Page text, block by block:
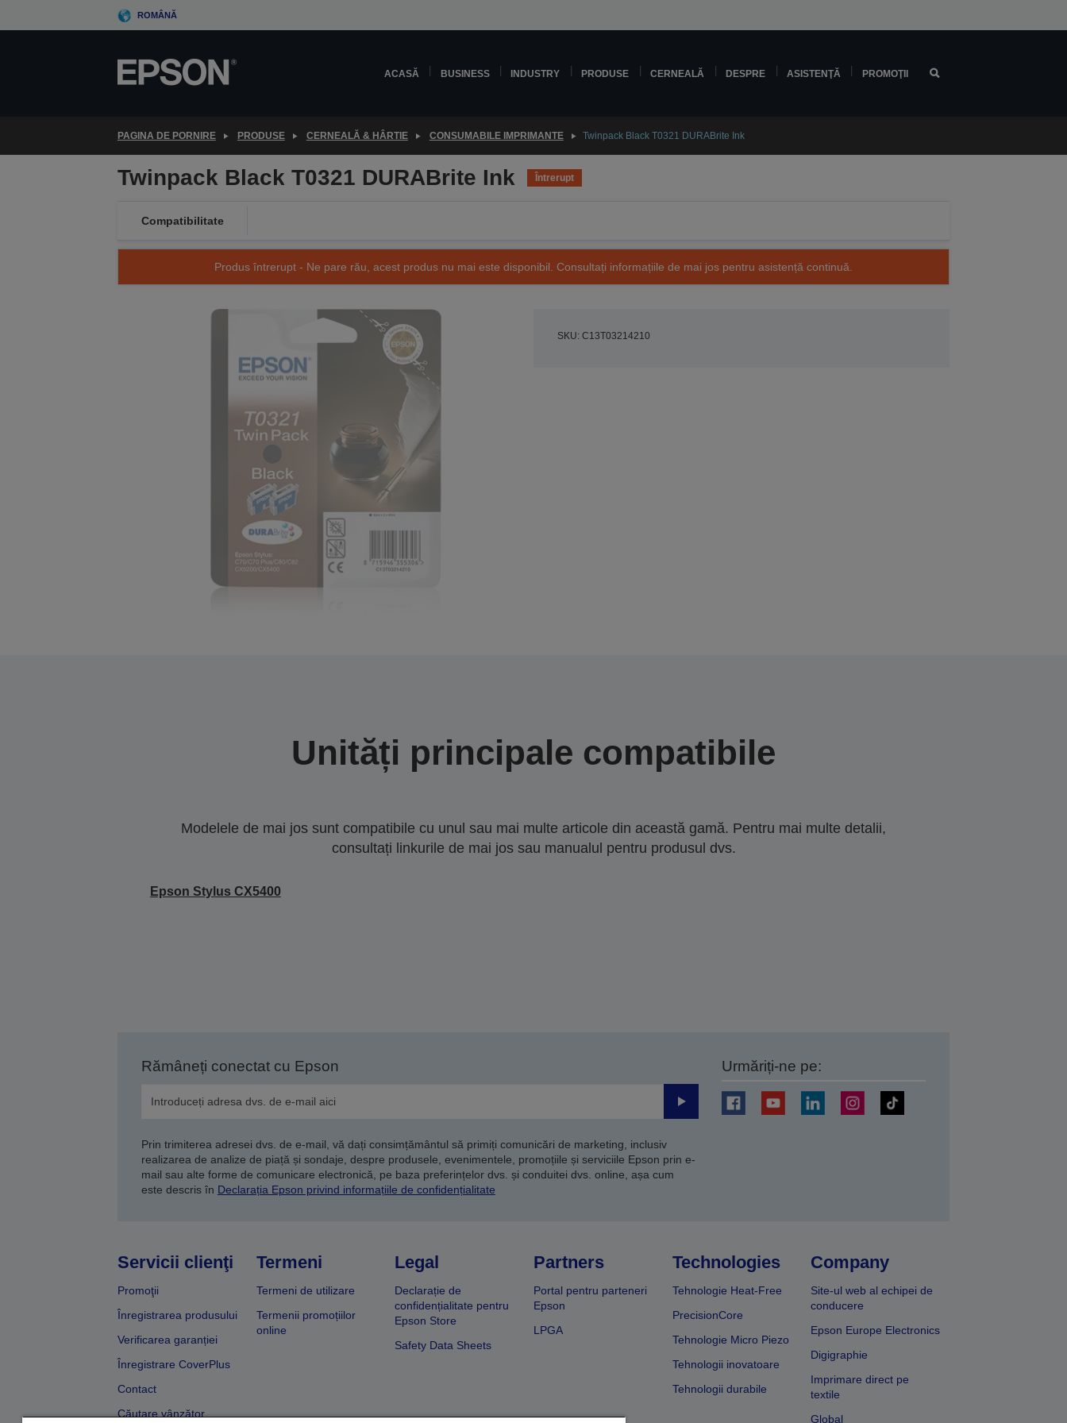
to
ROMÂNĂ
ACASĂ BUSINESS INDUSTRY PRODUSE CERNEALĂ DESPRE ASISTENŢĂ PROMOŢII
PAGINA DE PORNIRE PRODUSE CERNEALĂ & HÂRTIE CONSUMABILE IMPRIMANTE Twinpack Black T0321 DURABrite Ink
Twinpack Black T0321 DURABrite Ink Întrerupt
Compatibilitate
Produs întrerupt - Ne pare rău, acest produs nu mai este disponibil. Consultați informațiile de mai jos pentru asistență continuă.
SKU: C13T03214210
Unități principale compatibile
Modelele de mai jos sunt compatibile cu unul sau mai multe articole din această gamă. Pentru mai multe detalii,
consultați linkurile de mai jos sau manualul pentru produsul dvs.
Epson Stylus CX5400
Rămâneți conectat cu Epson
Trimiteți
Prin trimiterea adresei dvs. de e-mail, vă dați consimțământul să primiți comunicări de marketing, inclusiv
realizarea de analize de piață și sondaje, despre produsele, evenimentele, promoțiile și serviciile Epson prin e-
mail sau alte forme de comunicare electronică, pe baza preferințelor dvs. și conduitei dvs. online, așa cum
este descris în Declarația Epson privind informațiile de confidențialitate
Urmăriți-ne pe:
Servicii clienţi
Promoţii
Înregistrarea produsului
Verificarea garanției
Înregistrare CoverPlus
Contact
Căutare vânzător
Termeni
Termeni de utilizare
Termenii promoțiilor
online
Legal
Declarație de
confidențialitate pentru
Epson Store
Safety Data Sheets
Partners
Portal pentru parteneri
Epson
LPGA
Technologies
Tehnologie Heat-Free
PrecisionCore
Tehnologie Micro Piezo
Tehnologii inovatoare
Tehnologii durabile
Company
Site-ul web al echipei de
conducere
Epson Europe Electronics
Digigraphie
Imprimare direct pe
textile
Global